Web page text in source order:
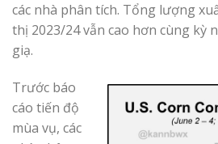
các nhà phân tích. Tổng lượng
thị 2023/24 vẫn cao hơn cùng kỳ
giạ.
Trước báo
cáo tiến độ
mùa vụ, các